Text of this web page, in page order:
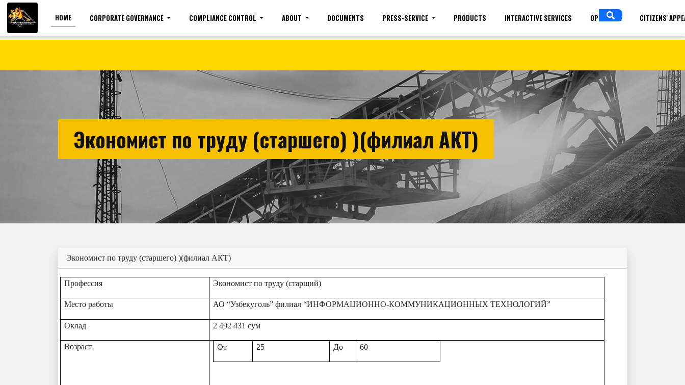
For the visually impaired Font size Site map Mobile version Vacancies(common) Sign in ENGLISH
HOME CORPORATE GOVERNANCE COMPLIANCE CONTROL ABOUT DOCUMENTS PRESS-SERVICE PRODUCTS INTERACTIVE SERVICES OPEN DATA CITIZENS'
Экономист по труду (старшего) )(филиал АКТ)
Экономист по труду (старшего) )(филиал АКТ)
Профессия Экономист по труду (старщий)
Место работы АО “Узбекуголь” филиал “ИНФОРМАЦИОННО-КОММУНИКАЦИОННЫХ ТЕХНОЛОГИЙ”
Оклад 2 492 431 сум
Возраст От 25 До 60